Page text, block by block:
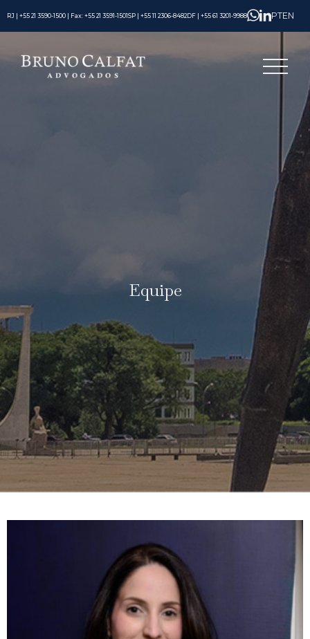
RJ | +55 21 3590-1500 | Fax: +55 21 3591-1501SP | +55 11 2306-8482 DF | +55 61 3201-9988 PTEN
Equipe